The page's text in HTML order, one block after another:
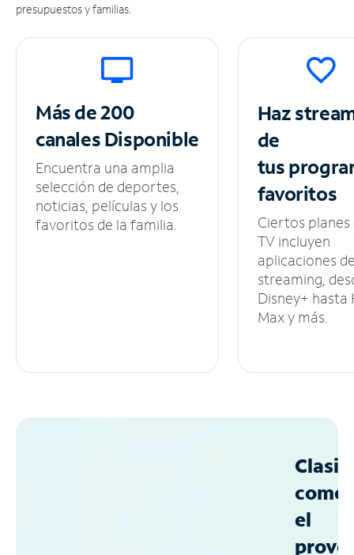
presupuestos y familias.
Más de 200
canalesDisponible
Encuentra una amplia
selección de deportes,
noticias, películas y los
favoritos de la familia.
Haz
de
tus
favoritos
Ciertos planes
TV incluyen
aplicaciones
streaming,
Disney+ hasta
Max y más.
como
el